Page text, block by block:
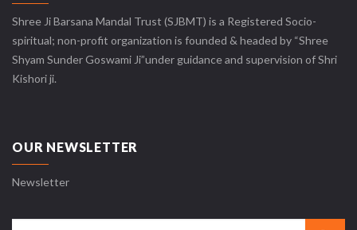
Shree Ji Barsana Mandal Trust (SJBMT) is a Registered Socio-
spiritual; non-profit organization is founded & headed by “Shree
Shyam Sunder Goswami Ji”under guidance and supervision of Shri
Kishori ji.
OUR NEWSLETTER
Newsletter